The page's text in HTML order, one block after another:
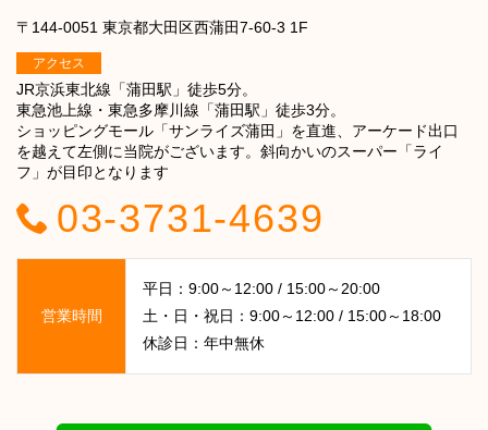
〒144-0051 東京都大田区西蒲田7-60-3 1F
アクセス
JR京浜東北線「蒲田駅」徒歩5分。
東急池上線・東急多摩川線「蒲田駅」徒歩3分。
ショッピングモール「サンライズ蒲田」を直進、アーケード出口
を越えて左側に当院がございます。斜向かいのスーパー「ライ
フ」が目印となります
03-3731-4639
営業時間
平日：9:00～12:00 / 15:00～20:00
土・日・祝日：9:00～12:00 / 15:00～18:00
休診日：年中無休